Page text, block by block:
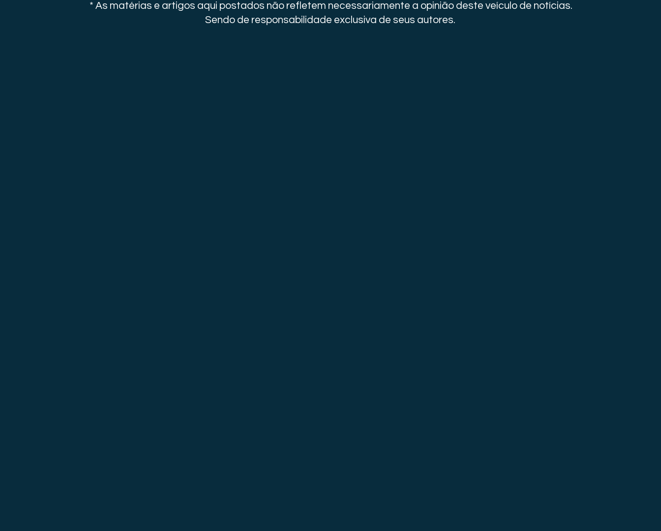
* As matérias e artigos aqui postados não refletem necessariamente a opinião deste veículo de notícias.
Sendo de responsabilidade exclusiva de seus autores.